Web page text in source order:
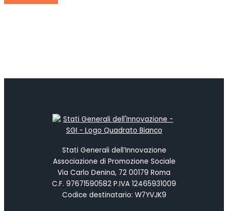
Stati Generali dell’Innovazione
Associazione di Promozione Sociale
Via Carlo Denina, 72 00179 Roma
C.F. 97671590582 P.IVA 12465931009
Codice destinatario: W7YVJK9